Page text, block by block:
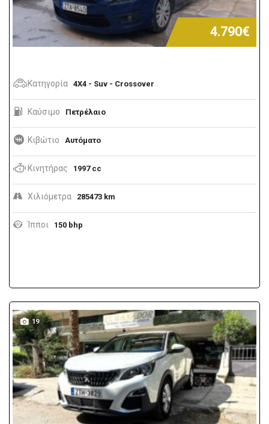
4.790€
Κατηγορία 4X4 - Suv - Crossover
Καύσιμο Πετρέλαιο
Κιβώτιο Αυτόματο
Κινητήρας 1997 cc
Χιλιόμετρα 285473 km
Ίπποι 150 bhp
19